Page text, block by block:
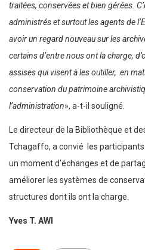
traitées, conservées et bien gérées.
administrés et surtout les agents de
avoir un regard nouveau sur les
certains d’entre nous ont la charge,
assises qui visent à les outiller, en
conservation du patrimoine
l’administration», a-t-il souligné.
Le directeur de la Bibliothèque et
Tchagaffo, a convié les
un moment d’échanges et de
améliorer les systèmes de
structures dont ils ont la charge.
Yves T. AWI